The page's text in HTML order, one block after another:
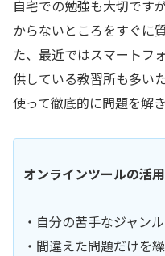
自宅での勉強も大切です
からないところをすぐに
た、最近ではスマートフ
供している教習所も多い
使って徹底的に問題を解
オンラインツールの活
・自分の苦手なジャン
・間違えた問題だけを